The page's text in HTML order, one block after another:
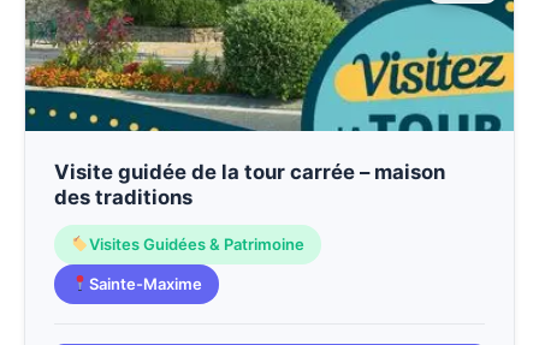
Visite guidée de la tour carrée – maison
des traditions
Visites Guidées & Patrimoine
Sainte-Maxime